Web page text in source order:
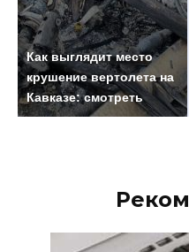
Как выглядит место
крушение вертолета на
Кавказе: смотреть